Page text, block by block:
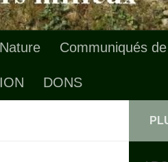
Communiqués
DONS